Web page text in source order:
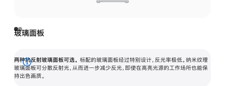
玻璃面板
两种抗反射玻璃面板可选。 标配的玻璃面板经过特别设计，反光率极低。纳米纹理
玻璃面板可分散反射光，从而进一步减少反光，即使在高亮光源的工作场所也能保
持出色画质。
展
开